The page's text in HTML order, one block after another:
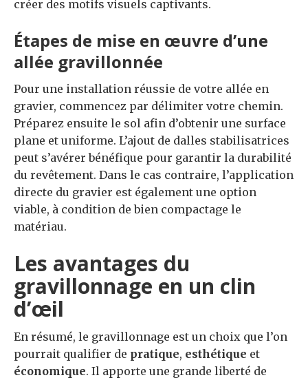
créer des motifs visuels captivants.
Étapes de mise en œuvre d’une
allée gravillonnée
Pour une installation réussie de votre allée en
gravier, commencez par délimiter votre chemin.
Préparez ensuite le sol afin d’obtenir une surface
plane et uniforme. L’ajout de dalles stabilisatrices
peut s’avérer bénéfique pour garantir la durabilité
du revêtement. Dans le cas contraire, l’application
directe du gravier est également une option
viable, à condition de bien compactage le
matériau.
Les avantages du
gravillonnage en un clin
d’œil
En résumé, le gravillonnage est un choix que l’on
pourrait qualifier de pratique, esthétique et
économique. Il apporte une grande liberté de